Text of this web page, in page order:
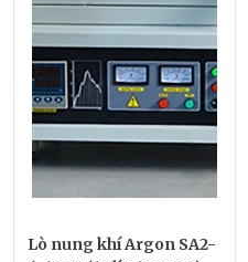
Lò nung khí Argon SA2-